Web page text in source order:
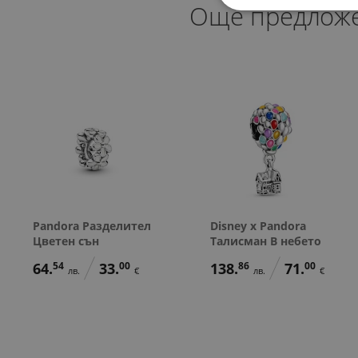
Още
Pandora Разделител
Цветен сън
64.54 лв. 33.00 €
Disney x Pandora
Талисман В небето
138.86 лв. 71.00 €